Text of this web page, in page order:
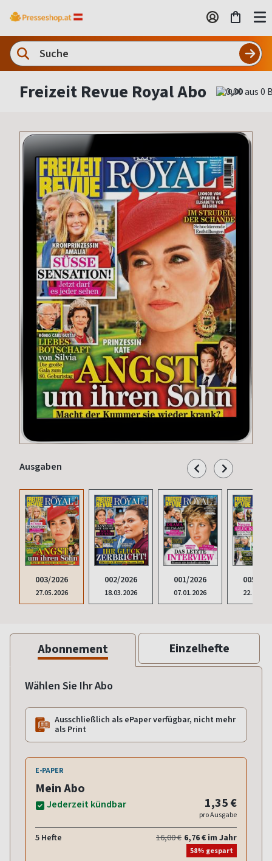
Freizeit Revue Royal Abo 0,00
Ausgaben
003/2026
27.05.2026
002/2026
18.03.2026
001/2026
07.01.2026
005/
Abonnement Einzelhefte
Wählen Sie Ihr Abo
Ausschließlich als ePaper verfügbar, nicht mehr
als Print
E-PAPER
Mein Abo
Jederzeit kündbar 1,35 €
pro Ausgabe
5 Hefte 16,00 € 6,76 € im Jahr
58% gespart